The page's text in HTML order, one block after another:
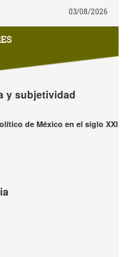
03/08/2026
y subjetividad
de México en el siglo XXI